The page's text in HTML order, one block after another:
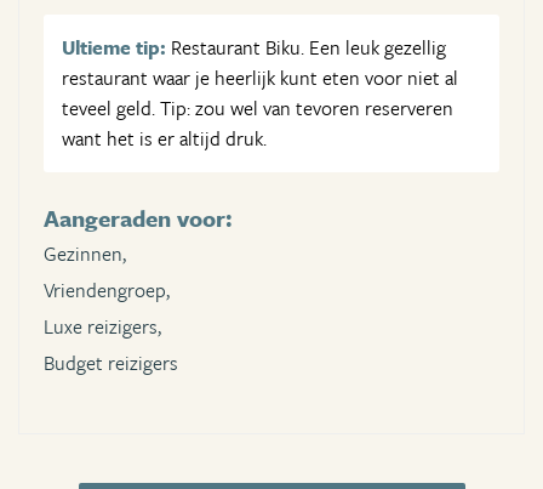
Ultieme tip: Restaurant Biku. Een leuk gezellig
restaurant waar je heerlijk kunt eten voor niet al
teveel geld. Tip: zou wel van tevoren reserveren
want het is er altijd druk.
Aangeraden voor:
Gezinnen,
Vriendengroep,
Luxe reizigers,
Budget reizigers